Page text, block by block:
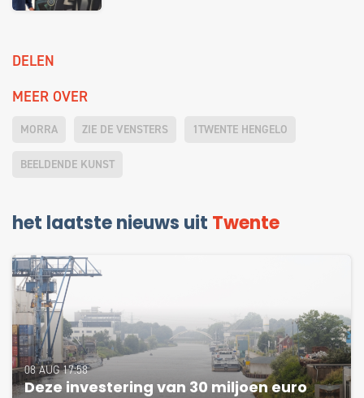
DELEN
MEER OVER
MORRA ZIE DE VENSTERS 1TWENTE HENGELO
BEELDENDE KUNST
het laatste nieuws uit Twente
08 AUG 17:58
Deze investering van 30 miljoen euro